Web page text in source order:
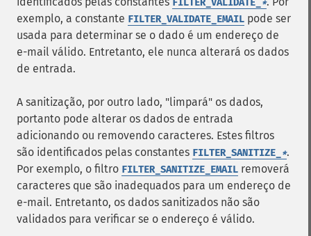
FILTER_VALIDATE_ *
exemplo, a constante FILTER_VALIDATE_EMAIL pode ser
usada para determinar se o dado é um endereço de
e-mail válido. Entretanto, ele nunca alterará os dados
de entrada.
A sanitização, por outro lado, "limpará" os dados,
portanto pode alterar os dados de entrada
adicionando ou removendo caracteres. Estes filtros
são identificados pelas constantes FILTER_SANITIZE_ *.
Por exemplo, o filtro FILTER_SANITIZE_EMAIL removerá
caracteres que são inadequados para um endereço de
e-mail. Entretanto, os dados sanitizados não são
validados para verificar se o endereço é válido.